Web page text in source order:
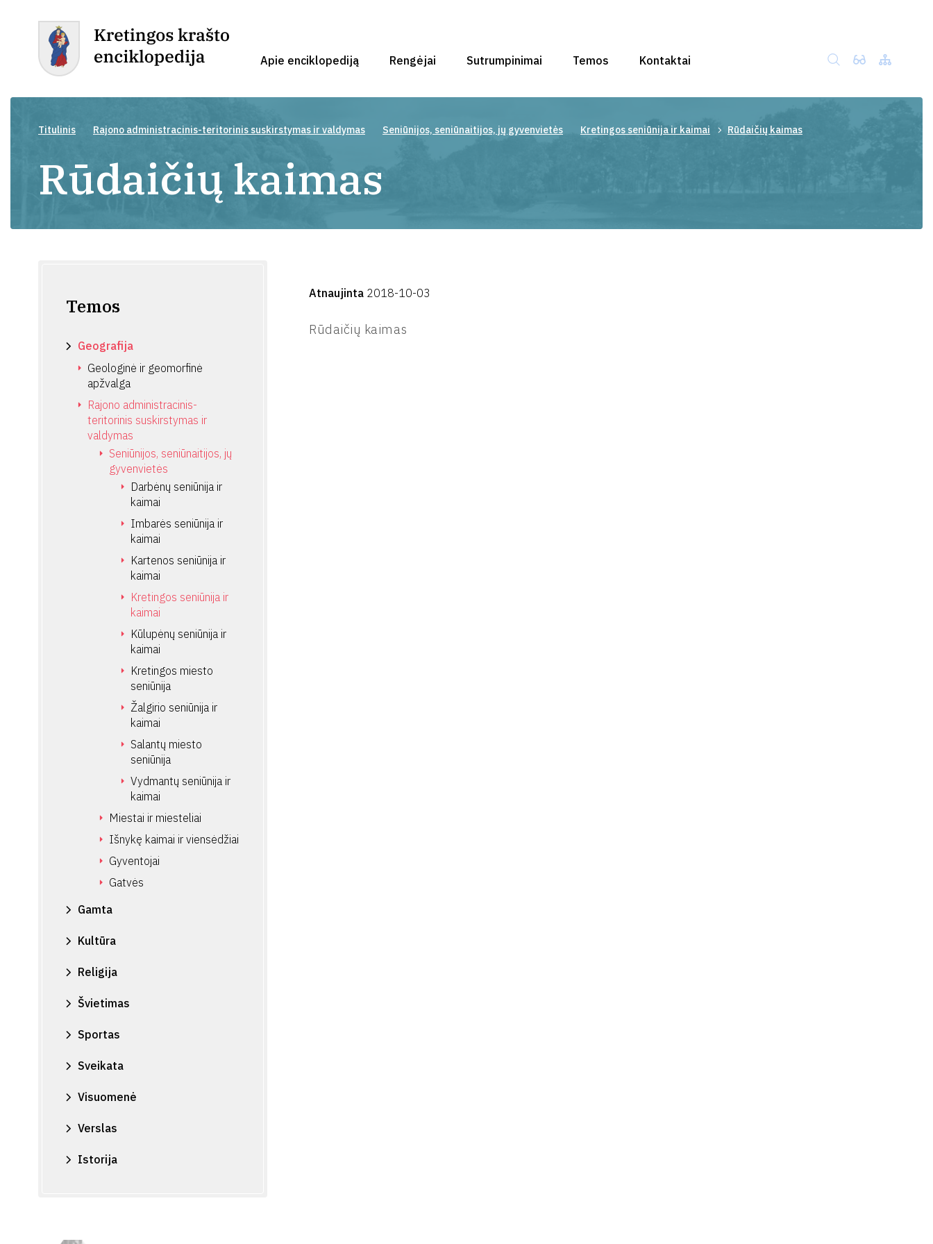
Apie enciklopediją Rengėjai Sutrumpinimai Temos Kontaktai
Titulinis Rajono administracinis-teritorinis suskirstymas ir valdymas Seniūnijos, seniūnaitijos, jų gyvenvietės Kretingos seniūnija ir kaimai Rūdaičių kaimas
Rūdaičių kaimas
Temos
Geografija
Geologinė ir geomorfinė
apžvalga
Rajono administracinis-
teritorinis suskirstymas ir
valdymas
Seniūnijos, seniūnaitijos, jų
gyvenvietės
Darbėnų seniūnija ir
kaimai
Imbarės seniūnija ir
kaimai
Kartenos seniūnija ir
kaimai
Kretingos seniūnija ir
kaimai
Kūlupėnų seniūnija ir
kaimai
Kretingos miesto
seniūnija
Žalgirio seniūnija ir
kaimai
Salantų miesto
seniūnija
Vydmantų seniūnija ir
kaimai
Miestai ir miesteliai
Išnykę kaimai ir viensėdžiai
Gyventojai
Gatvės
Gamta
Kultūra
Religija
Švietimas
Sportas
Sveikata
Visuomenė
Verslas
Istorija
Atnaujinta 2018-10-03
Rūdaičių kaimas